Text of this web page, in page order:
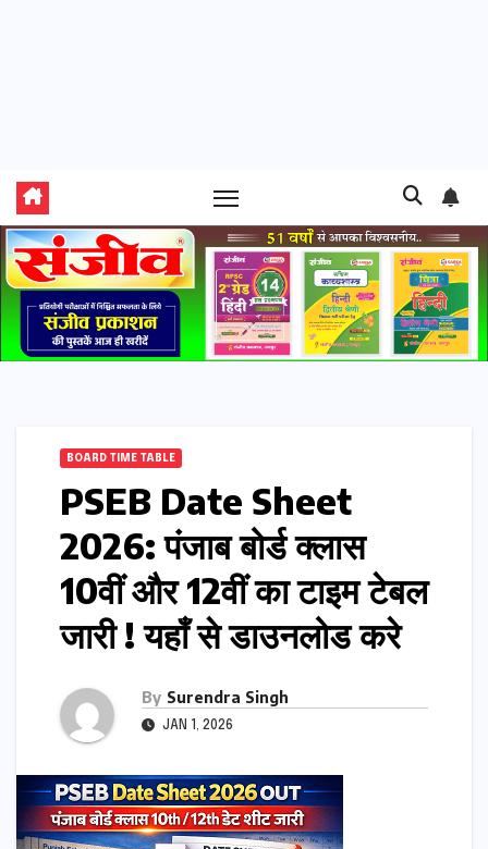
BOARD TIME TABLE
PSEB Date Sheet
2026: पंजाब बोर्ड क्लास
10वीं और 12वीं का टाइम टेबल
जारी ! यहाँ से डाउनलोड करे
By Surendra Singh
JAN 1, 2026